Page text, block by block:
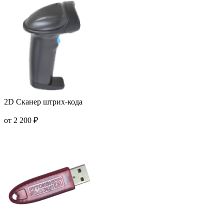
2D Сканер штрих-кода
от 2 200 ₽